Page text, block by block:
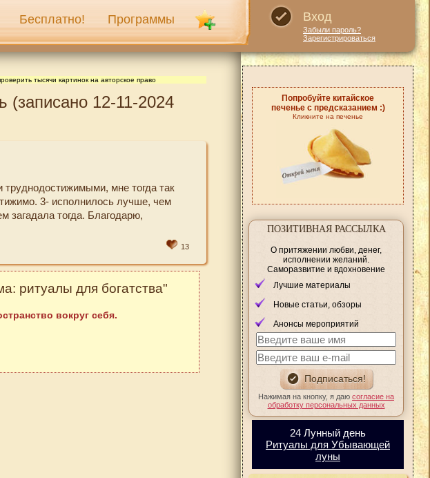
Бесплатно! Программы Вход
Забыли пароль?
Зарегистрироваться
тысячи картинок на авторское право
12-11-2024
мне тогда так
3- исполнилось лучше, чем
загадала тогда. Благодарю,
13
ритуалы для богатства"
вокруг себя.
Попробуйте китайское
печенье с предсказанием :)
Кликните на печенье
ПОЗИТИВНАЯ РАССЫЛКА
О притяжении любви, денег,
исполнении желаний.
Саморазвитие и вдохновение
Лучшие материалы
Новые статьи, обзоры
Анонсы мероприятий
Нажимая на кнопку, я даю согласие на
обработку персональных данных
24 Лунный день
Ритуалы для Убывающей
луны